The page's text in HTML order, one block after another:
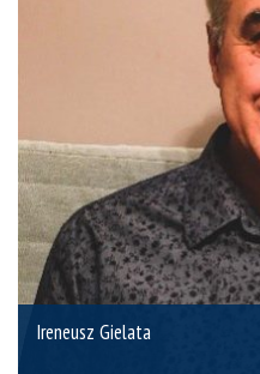
Ireneusz Gielata